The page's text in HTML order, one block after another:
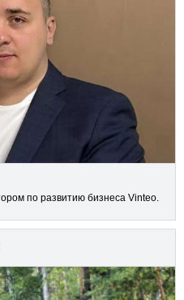
по развитию бизнеса Vinteo.